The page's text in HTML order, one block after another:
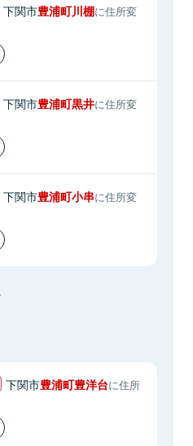
下関市豊浦町川棚に住所変
下関市豊浦町黒井に住所変
下関市豊浦町小串に住所変
下関市豊浦町豊洋台に住所